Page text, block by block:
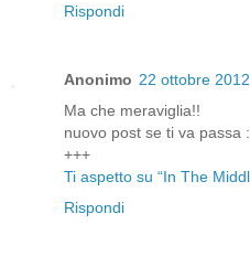
Rispondi
Anonimo 22 ottobre
Ma che meraviglia!!
nuovo post se ti va passa
+++
Ti aspetto su “In The
Rispondi